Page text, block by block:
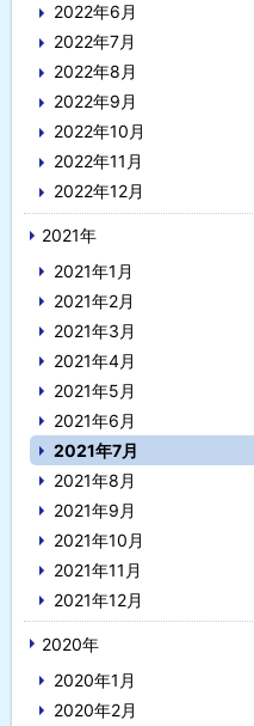
2022年6月
2022年7月
2022年8月
2022年9月
2022年10月
2022年11月
2022年12月
2021年
2021年1月
2021年2月
2021年3月
2021年4月
2021年5月
2021年6月
2021年7月
2021年8月
2021年9月
2021年10月
2021年11月
2021年12月
2020年
2020年1月
2020年2月